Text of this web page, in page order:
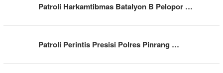
Patroli Harkamtibmas Batalyon B Pelopor …
Patroli Perintis Presisi Polres Pinrang …